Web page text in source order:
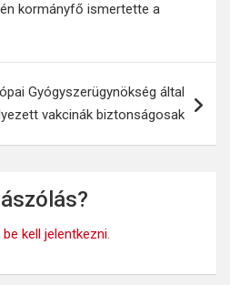
kormányfő ismertette a
Gyógyszerügynökség által
vakcinák biztonságosak
be kell jelentkezni.